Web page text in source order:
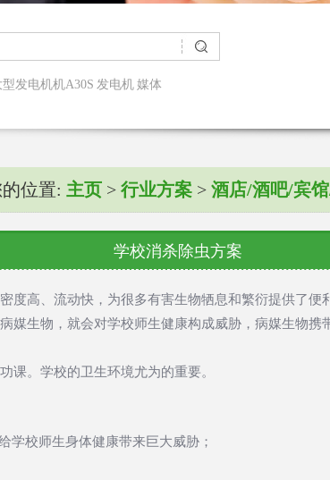
型发电机机A30S 发电机 媒体
位置: 主页 > 行业方案 > 酒店/酒吧/宾
学校消杀除虫方案
度高、流动快，为很多有害生物牺息和繁衍提供了便
媒生物，就会对学校师生健康构成威胁，病媒生物携
课。学校的卫生环境尤为的重要。
学校师生身体健康带来巨大威胁；